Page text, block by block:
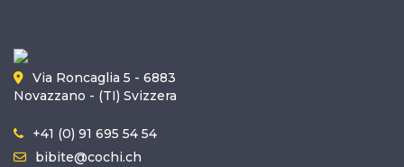
Via Roncaglia 5 - 6883
Novazzano - (TI) Svizzera
+41 (0) 91 695 54 54
bibite@cochi.ch